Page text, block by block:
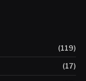
(119)
(17)